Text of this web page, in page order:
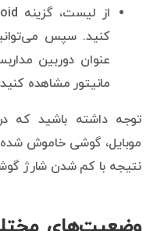
کنید. سپس
عنوان دوربین
مانیتور مشاهده
توجه داشته باشید که
موبایل، گوشی خاموش
نتیجه با کم شدن شارژ